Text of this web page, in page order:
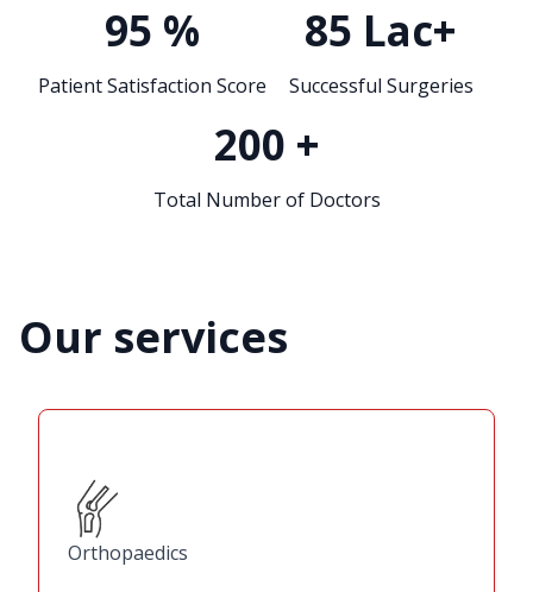
95 %
Patient Satisfaction Score
85 Lac+
Successful Surgeries
200 +
Total Number of Doctors
Our services
Orthopaedics